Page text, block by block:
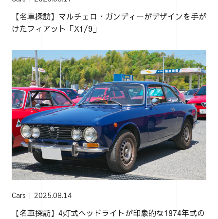
【名車探訪】マルチェロ・ガンディーがデザインを手が
けたフィアット「X1/9」
Cars 2025.08.14
【名車探訪】4灯式ヘッドライトが印象的な1974年式の